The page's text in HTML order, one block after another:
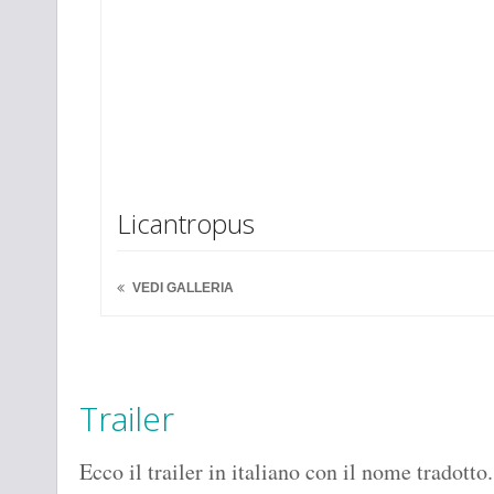
Licantropus
VEDI GALLERIA
Trailer
Ecco il trailer in italiano con il nome tradotto.